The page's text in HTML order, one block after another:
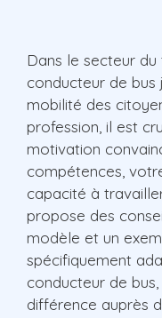
Dans le secteur
conducteur de bus
mobilité des
profession, il est
motivation
compétences,
capacité à
propose des
modèle et un
spécifiquement
conducteur de
différence auprès